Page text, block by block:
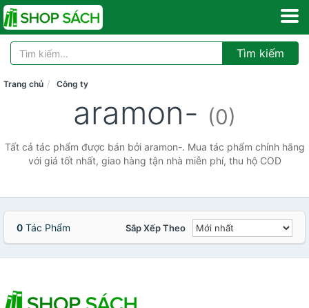
Tìm kiếm
Trang chủ Công ty
aramon- (0)
Tất cả tác phẩm được bán bởi aramon-. Mua tác phẩm chính hãng
với giá tốt nhất, giao hàng tận nhà miễn phí, thu hộ COD
0 Tác Phẩm Sắp Xếp Theo